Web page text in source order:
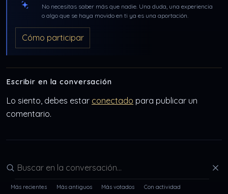
No necesitas saber más que nadie. Una duda, una experiencia
o algo que se haya movido en ti ya es una aportación.
Cómo participar
Escribir en la conversación
Lo siento, debes estar conectado para publicar un
comentario.
Buscar en la conversación
Más recientes Más antiguos Más votados Con actividad